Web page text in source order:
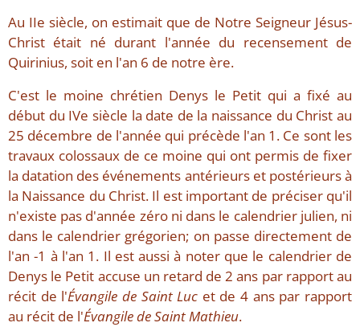
Au IIe siècle, on estimait que de Notre Seigneur Jésus-
Christ était né durant l'année du recensement de
Quirinius, soit en l'an 6 de notre ère.
C'est le moine chrétien Denys le Petit qui a fixé au
début du IVe siècle la date de la naissance du Christ au
25 décembre de l'année qui précède l'an 1. Ce sont les
travaux colossaux de ce moine qui ont permis de fixer
la datation des événements antérieurs et postérieurs à
la Naissance du Christ. Il est important de préciser qu'il
n'existe pas d'année zéro ni dans le calendrier julien, ni
dans le calendrier grégorien; on passe directement de
l'an -1 à l'an 1. Il est aussi à noter que le calendrier de
Denys le Petit accuse un retard de 2 ans par rapport au
récit de l'Évangile de Saint Luc et de 4 ans par rapport
au récit de l'Évangile de Saint Mathieu.